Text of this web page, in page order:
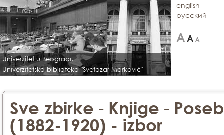
Univerzitet u Beogradu
Univerzitetska biblioteka "Svetozar Marković"
english
русский
Sve zbirke - Knjige -
(1882-1920) - izbor